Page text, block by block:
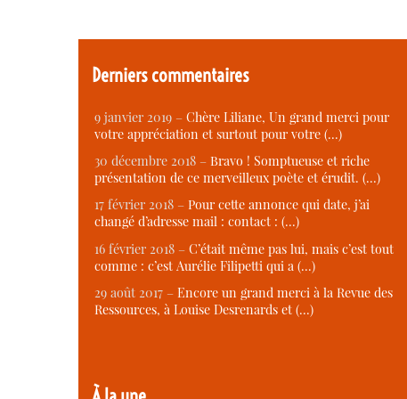
Derniers commentaires
9 janvier 2019 – Chère Liliane, Un grand merci pour
votre appréciation et surtout pour votre (…)
30 décembre 2018 – Bravo ! Somptueuse et riche
présentation de ce merveilleux poète et érudit. (…)
17 février 2018 – Pour cette annonce qui date, j’ai
changé d’adresse mail : contact : (…)
16 février 2018 – C’était même pas lui, mais c’est tout
comme : c’est Aurélie Filipetti qui a (…)
29 août 2017 – Encore un grand merci à la Revue des
Ressources, à Louise Desrenards et (…)